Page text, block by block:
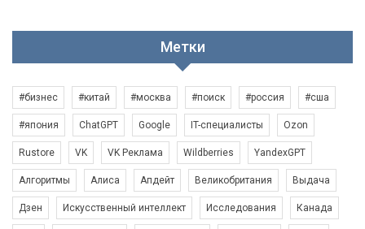
Метки
#бизнес #китай #москва #поиск #россия #сша
#япония ChatGPT Google IT-специалисты Ozon
Rustore VK VK Реклама Wildberries YandexGPT
Алгоритмы Алиса Апдейт Великобритания Выдача
Дзен Искусственный интеллект Исследования Канада